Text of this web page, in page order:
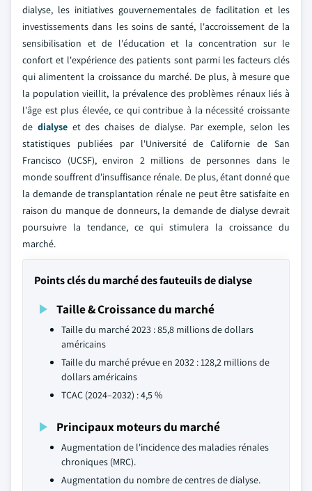
dialyse, les initiatives gouvernementales de facilitation et les
investissements dans les soins de santé, l'accroissement de la
sensibilisation et de l'éducation et la concentration sur le
confort et l'expérience des patients sont parmi les facteurs clés
qui alimentent la croissance du marché. De plus, à mesure que
la population vieillit, la prévalence des problèmes rénaux liés à
l'âge est plus élevée, ce qui contribue à la nécessité croissante
de dialyseet des chaises de dialyse. Par exemple, selon les
statistiques publiées par l'Université de Californie de San
Francisco (UCSF), environ 2 millions de personnes dans le
monde souffrent d'insuffisance rénale. De plus, étant donné que
la demande de transplantation rénale ne peut être satisfaite en
raison du manque de donneurs, la demande de dialyse devrait
poursuivre la tendance, ce qui stimulera la croissance du
marché.
Points clés du marché des fauteuils de dialyse
Taille & Croissance du marché
Taille du marché 2023 : 85,8 millions de dollars
américains
Taille du marché prévue en 2032 : 128,2 millions de
dollars américains
TCAC (2024–2032) : 4,5 %
Principaux moteurs du marché
Augmentation de l'incidence des maladies rénales
chroniques (MRC).
Augmentation du nombre de centres de dialyse.